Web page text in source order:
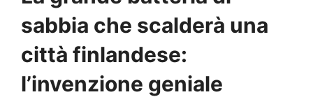
sabbia che scalderà una
città finlandese:
l’invenzione geniale